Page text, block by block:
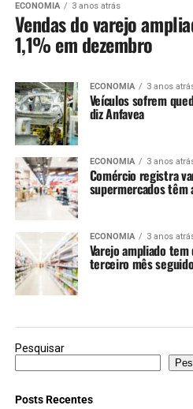
ECONOMIA 3 anos atrás
Vendas do varejo
1,1% em dezembro
ECONOMIA 3 anos
Veículos sofrem
diz Anfavea
ECONOMIA 3 anos
Comércio registra
supermercados têm
ECONOMIA 3 anos
Varejo ampliado
terceiro mês
Pesquisar
Posts Recentes